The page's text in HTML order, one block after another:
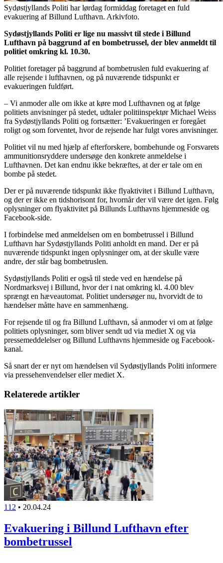
Sydøstjyllands Politi har lørdag formiddag foretaget en fuld
evakuering af Billund Lufthavn. Arkivfoto.
Sydøstjyllands Politi er lige nu massivt til stede i Billund
Lufthavn på baggrund af en bombetrussel, der blev anmeldt til
politiet omkring kl. 10.30.
Politiet foretager på baggrund af bombetruslen fuld evakuering af
alle rejsende i lufthavnen, og på nuværende tidspunkt er
evakueringen fuldført.
– Vi anmoder alle om ikke at køre mod Lufthavnen og at følge
politiets anvisninger på stedet, udtaler politiinspektør Michael Weiss
fra Sydøstjyllands Politi og fortsætter: ’Evakueringen er foregået
roligt og som forventet, hvor de rejsende har fulgt vores anvisninger.
Politiet vil nu med hjælp af efterforskere, bombehunde og Forsvarets
ammunitionsryddere undersøge den konkrete anmeldelse i
Lufthavnen. Det kan endnu ikke bekræftes, at der er tale om en
bombe på stedet.
Der er på nuværende tidspunkt ikke flyaktivitet i Billund Lufthavn,
og der er ikke en tidshorisont for, hvornår der vil være det igen. Følg
oplysninger om flyaktivitet på Billunds Lufthavns hjemmeside og
Facebook-side.
I forbindelse med anmeldelsen om en bombetrussel i Billund
Lufthavn har Sydøstjyllands Politi anholdt en mand. Der er på
nuværende tidspunkt ingen oplysninger om, at der skulle være
andre, der står bag bombetruslen.
Sydøstjyllands Politi er også til stede ved en hændelse på
Nordmarksvej i Billund, hvor der i nat omkring kl. 4.00 blev
sprængt en hæveautomat. Politiet undersøger nu, hvorvidt de to
hændelser måtte have en sammenhæng.
For rejsende til og fra Billund Lufthavn, så anmoder vi om at følge
politiets oplysninger, som bliver sendt ud via mediet X og via
pressemeddelelser og Billund Lufthavns hjemmeside og Facebook-
kanal.
Så snart der er nyt om hændelsen vil Sydøstjyllands Politi informere
via pressehenvendelser eller mediet X.
Relaterede artikler
112 • 20.04.24
Evakuering i Billund Lufthavn efter
bombetrussel